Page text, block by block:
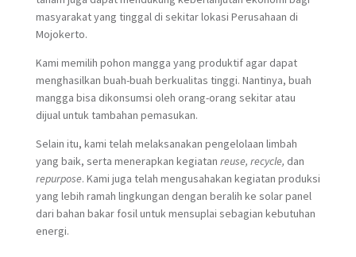
masyarakat yang tinggal di sekitar lokasi Perusahaan di
Mojokerto.
Kami memilih pohon mangga yang produktif agar dapat
menghasilkan buah-buah berkualitas tinggi. Nantinya, buah
mangga bisa dikonsumsi oleh orang-orang sekitar atau
dijual untuk tambahan pemasukan.
Selain itu, kami telah melaksanakan pengelolaan limbah
yang baik, serta menerapkan kegiatan reuse, recycle, dan
repurpose. Kami juga telah mengusahakan kegiatan produksi
yang lebih ramah lingkungan dengan beralih ke solar panel
dari bahan bakar fosil untuk mensuplai sebagian kebutuhan
energi.